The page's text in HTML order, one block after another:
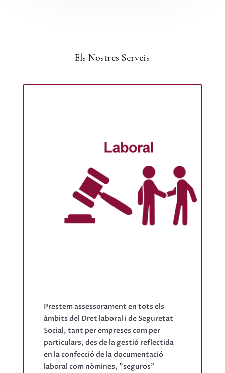
Els Nostres Serveis
Prestem assessorament en tots els
àmbits del Dret laboral i de Seguretat
Social, tant per empreses com per
particulars, des de la gestió reflectida
en la confecció de la documentació
laboral com nòmines, "seguros"